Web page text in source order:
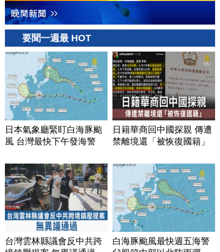
要聞一週最 HOT
日本氣象廳緊盯白海豚颱
風 台灣最快下午發海警
日籍華商回中國探親 傳遭
禁離境還「被恢復國籍」
台灣雲林縣議會反中共跨
白海豚颱風最快週五海警